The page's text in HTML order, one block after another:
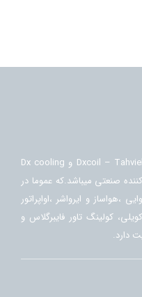
تهویه دی ایکس با برندهای تجاری Dxcoil – Tahvieh Dx و Dx cooling
صنعتی میباشد.که عموما در
،هواساز و ایرواشر ،اواپراتور
کولینگ تاور فایبرگلاس و
دارد.